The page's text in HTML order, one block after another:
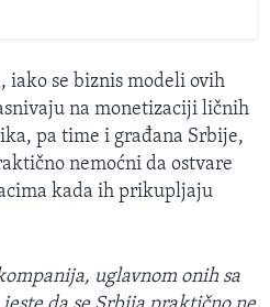
iako se biznis modeli ovih
na monetizaciji ličnih
pa time i građana Srbije,
nemoćni da ostvare
kada ih prikupljaju
uglavnom onih sa